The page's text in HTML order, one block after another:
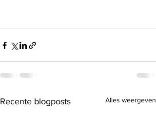
Recente blogposts Alles weergeven